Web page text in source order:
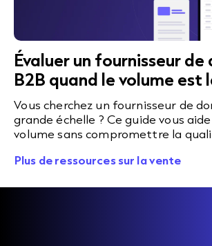
Évaluer un fournisseur de
B2B quand le volume est
Vous cherchez un fournisseur de
grande échelle ? Ce guide vous
volume sans compromettre la
Plus de ressources sur la vente